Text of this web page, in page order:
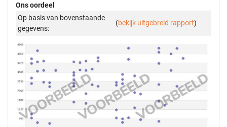
Ons oordeel
Op basis van bovenstaande
gegevens:
(bekijk uitgebreid rapport)